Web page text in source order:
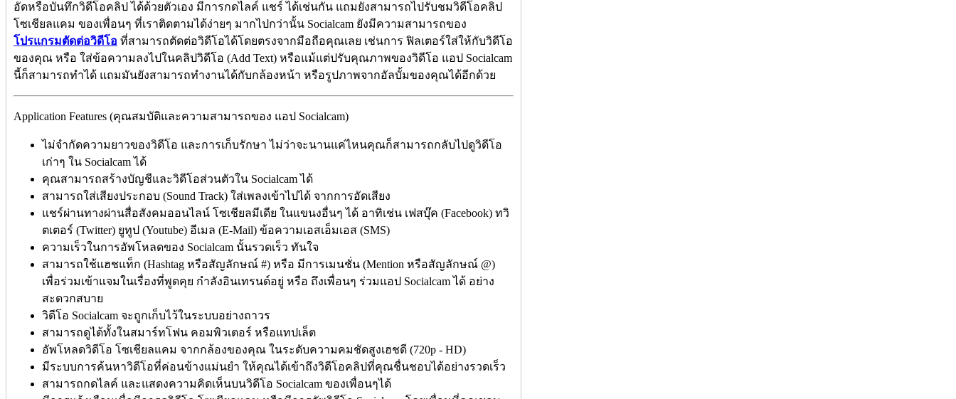
อัดหรือบันทึกวิดีโอคลิป ได้ด้วยตัวเอง มีการกดไลค์ แชร์ ได้เช่นกัน แถมยังสามารถไปรับชมวิดีโอคลิป
โซเชียลแคม ของเพื่อนๆ ที่เราติดตามได้ง่ายๆ มากไปกว่านั้น Socialcam ยังมีความสามารถของ
โปรแกรมตัดต่อวิดีโอ ที่สามารถตัดต่อวิดีโอได้โดยตรงจากมือถือคุณเลย เช่นการ ฟิลเตอร์ใส่ให้กับวิดีโอ
ของคุณ หรือ ใส่ข้อความลงไปในคลิปวิดีโอ (Add Text) หรือแม้แต่ปรับคุณภาพของวิดีโอ แอป Socialcam
นี้ก็สามารถทำได้ แถมมันยังสามารถทำงานได้กับกล้องหน้า หรือรูปภาพจากอัลบั้มของคุณได้อีกด้วย
Application Features (คุณสมบัติและความสามารถของ แอป Socialcam)
ไม่จำกัดความยาวของวิดีโอ และการเก็บรักษา ไม่ว่าจะนานแค่ไหนคุณก็สามารถกลับไปดูวิดีโอ
เก่าๆ ใน Socialcam ได้
คุณสามารถสร้างบัญชีและวิดีโอส่วนตัวใน Socialcam ได้
สามารถใส่เสียงประกอบ (Sound Track) ใส่เพลงเข้าไปได้ จากการอัดเสียง
แชร์ผ่านทางผ่านสื่อสังคมออนไลน์ โซเชียลมีเดีย ในแขนงอื่นๆ ได้ อาทิเช่น เฟสบุ๊ค (Facebook) ทวิ
ตเตอร์ (Twitter) ยูทูป (Youtube) อีเมล (E-Mail) ข้อความเอสเอ็มเอส (SMS)
ความเร็วในการอัพโหลดของ Socialcam นั้นรวดเร็ว ทันใจ
สามารถใช้แฮชแท็ก (Hashtag หรือสัญลักษณ์ #) หรือ มีการเมนชั่น (Mention หรือสัญลักษณ์ @)
เพื่อร่วมเข้าแจมในเรื่องที่พูดคุย กำลังอินเทรนด์อยู่ หรือ ถึงเพื่อนๆ ร่วมแอป Socialcam ได้ อย่าง
สะดวกสบาย
วิดีโอ Socialcam จะถูกเก็บไว้ในระบบอย่างถาวร
สามารถดูได้ทั้งในสมาร์ทโฟน คอมพิวเตอร์ หรือแทปเล็ต
อัพโหลดวิดีโอ โซเชียลแคม จากกล้องของคุณ ในระดับความคมชัดสูงเฮชดี (720p - HD)
มีระบบการค้นหาวิดีโอที่ค่อนข้างแม่นยำ ให้คุณได้เข้าถึงวิดีโอคลิปที่คุณชื่นชอบได้อย่างรวดเร็ว
สามารถกดไลค์ และแสดงความคิดเห็นบนวิดีโอ Socialcam ของเพื่อนๆได้